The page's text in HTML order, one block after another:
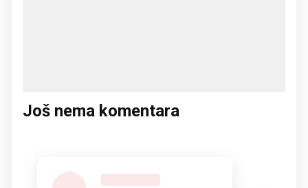
Još nema komentara